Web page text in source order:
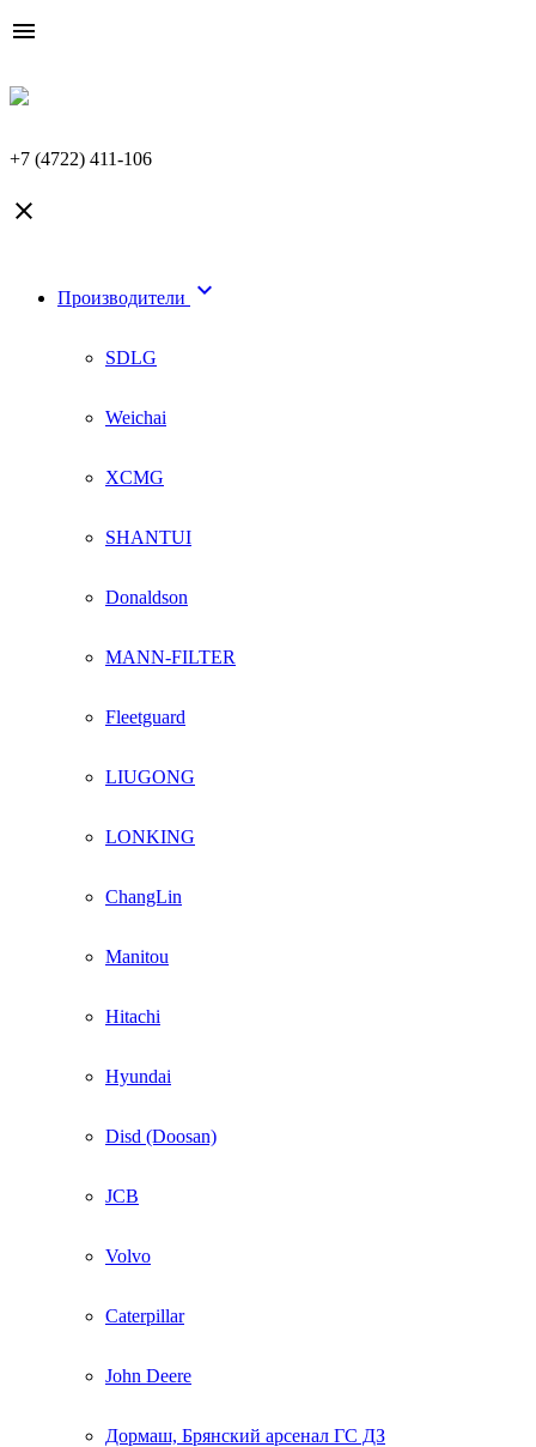

+7 (4722) 411-106

Производители 
SDLG
Weichai
XCMG
SHANTUI
Donaldson
MANN-FILTER
Fleetguard
LIUGONG
LONKING
ChangLin
Manitou
Hitachi
Hyundai
Disd (Doosan)
JCB
Volvo
Caterpillar
John Deere
Дормаш, Брянский арсенал ГС ДЗ